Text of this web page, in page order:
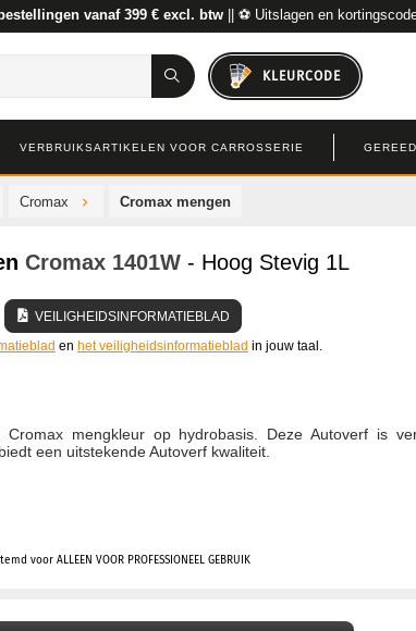
vanaf 399 € excl. btw || ⚽ Uitslagen en
KLEURCODE
VERBRUIKSARTIKELEN VOOR CARROSSERIE
Cromax Cromax mengen
Cromax 1401W - Hoog Stevig 1L
VEILIGHEIDSINFORMATIEBLAD
en het veiligheidsinformatieblad in jouw taal.
mengkleur op hydrobasis. Deze Autoverf is
een uitstekende Autoverf kwaliteit.
voor ALLEEN VOOR PROFESSIONEEL GEBRUIK